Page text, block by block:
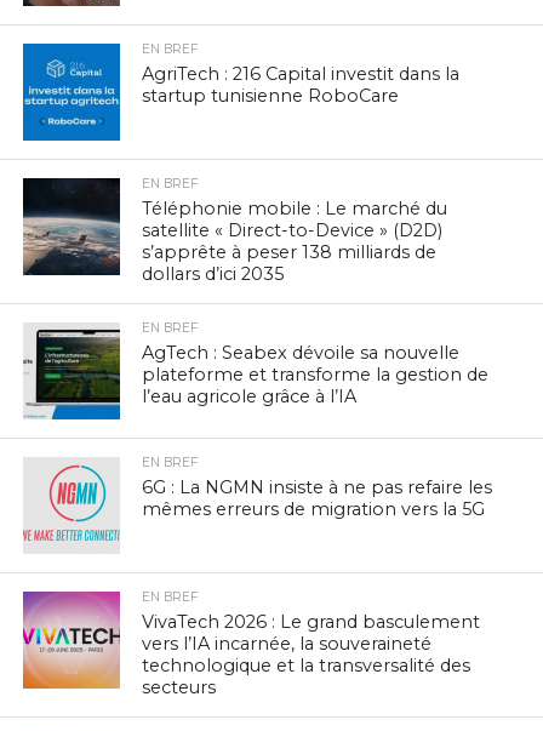
EN BREF
AgriTech : 216 Capital investit dans la
startup tunisienne RoboCare
EN BREF
Téléphonie mobile : Le marché du
satellite « Direct-to-Device » (D2D)
s’apprête à peser 138 milliards de
dollars d’ici 2035
EN BREF
AgTech : Seabex dévoile sa nouvelle
plateforme et transforme la gestion de
l’eau agricole grâce à l’IA
EN BREF
6G : La NGMN insiste à ne pas refaire les
mêmes erreurs de migration vers la 5G
EN BREF
VivaTech 2026 : Le grand basculement
vers l’IA incarnée, la souveraineté
technologique et la transversalité des
secteurs